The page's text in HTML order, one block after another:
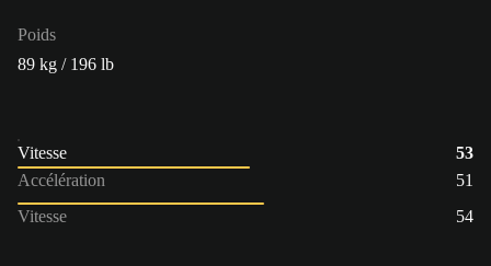
Poids
89 kg / 196 lb
Vitesse
53
Accélération
51
Vitesse
54